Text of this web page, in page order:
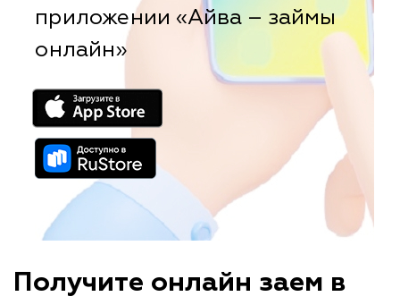
приложении «Айва – займы
онлайн»
Получите онлайн заем в